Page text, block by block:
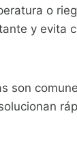
o
y evita
son